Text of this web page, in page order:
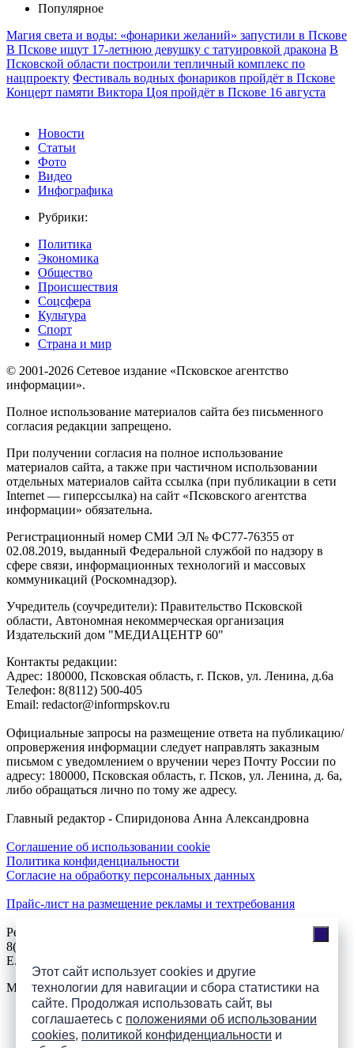
Этот сайт использует cookies и другие
технологии для навигации и сбора статистики на
сайте. Продолжая использовать сайт, вы
соглашаетесь с положениями об использовании
cookies, политикой конфиденциальности и
Популярное
Магия света и воды: «фонарики желаний» запустили в Пскове
В Пскове ищут 17‑летнюю девушку с татуировкой дракона В
Псковской области построили тепличный комплекс по
нацпроекту Фестиваль водных фонариков пройдёт в Пскове
Концерт памяти Виктора Цоя пройдёт в Пскове 16 августа
Новости
Статьи
Фото
Видео
Инфографика
Рубрики:
Политика
Экономика
Общество
Происшествия
Соцсфера
Культура
Спорт
Страна и мир
© 2001-2026 Сетевое издание «Псковское агентство
информации».
Полное использование материалов сайта без письменного
согласия редакции запрещено.
При получении согласия на полное использование
материалов сайта, а также при частичном использовании
отдельных материалов сайта ссылка (при публикации в сети
Internet — гиперссылка) на сайт «Псковского агентства
информации» обязательна.
Регистрационный номер СМИ ЭЛ № ФС77-76355 от
02.08.2019, выданный Федеральной службой по надзору в
сфере связи, информационных технологий и массовых
коммуникаций (Роскомнадзор).
Учредитель (соучредители): Правительство Псковской
области, Автономная некоммерческая организация
Издательский дом "МЕДИАЦЕНТР 60"
Контакты редакции:
Адреc: 180000, Псковская область, г. Псков, ул. Ленина, д.6а
Телефон: 8(8112) 500-405
Email: redactor@informpskov.ru
Официальные запросы на размещение ответа на публикацию/
опровержения информации следует направлять заказным
письмом с уведомлением о вручении через Почту России по
адресу: 180000, Псковская область, г. Псков, ул. Ленина, д. 6а,
либо обращаться лично по тому же адресу.
Главный редактор - Спиридонова Анна Александровна
Соглашение об использовании cookie
Политика конфиденциальности
Согласие на обработку персональных данных
Прайс-лист на размещение рекламы и техтребования
Реклама на сайте
8(921)508-52-62, телефон 8(8112) 500-131
E.Sezeikina@mhpsk.ru
Меню
Слушать радио «7 небо» онлайн